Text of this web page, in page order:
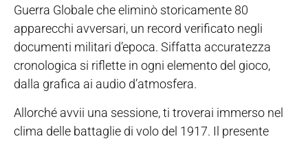
Guerra Globale che eliminò storicamente 80
apparecchi avversari, un record verificato negli
documenti militari d’epoca. Siffatta accuratezza
cronologica si riflette in ogni elemento del gioco,
dalla grafica ai audio d’atmosfera.
Allorché avvii una sessione, ti troverai immerso nel
clima delle battaglie di volo del 1917. Il presente